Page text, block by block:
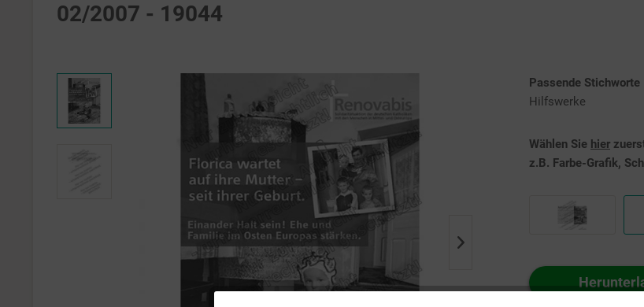
02/2007 - 19044
Passende Stichworte
Hilfswerke
Wählen Sie hier
z.B. Farbe-Grafik,